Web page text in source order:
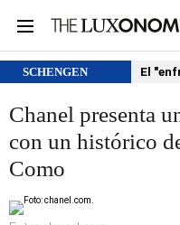
SCHENGEN El
Chanel presenta
con un histórico
Como